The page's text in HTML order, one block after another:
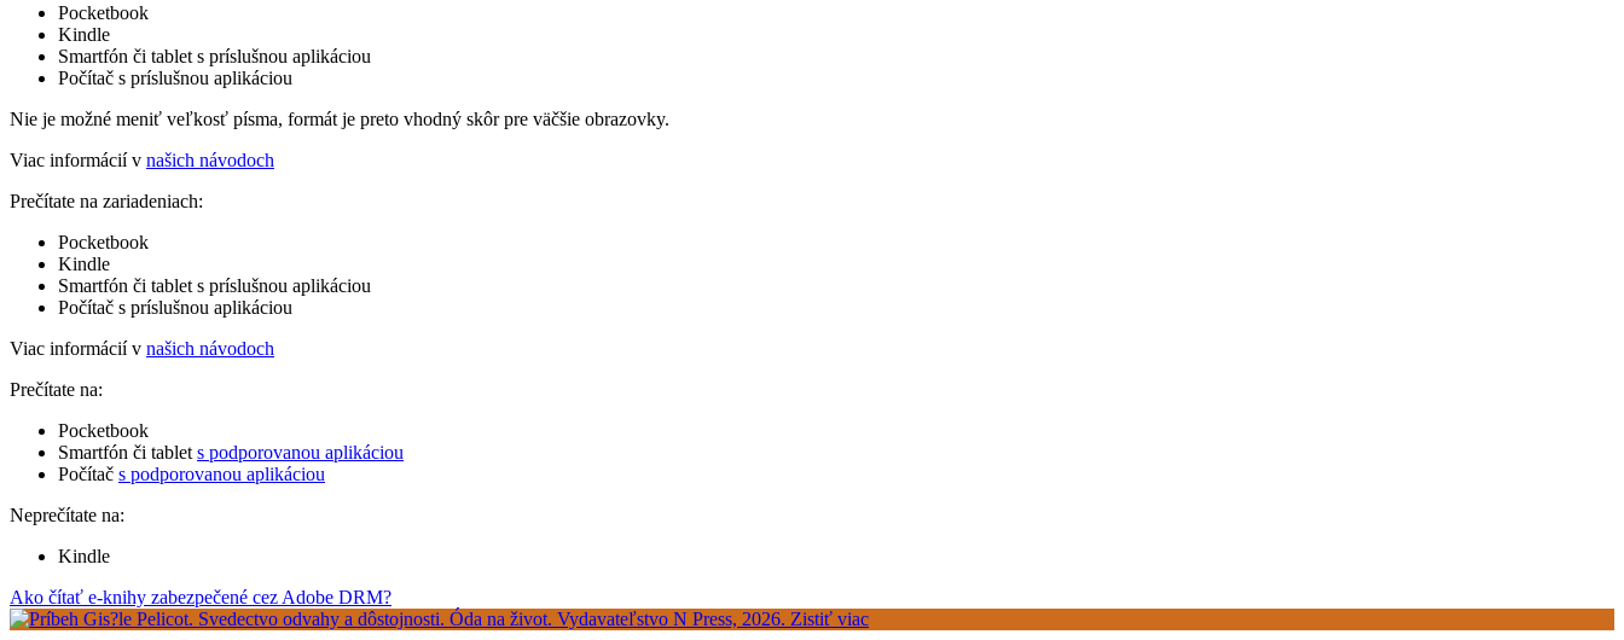
Pocketbook
Kindle
Smartfón či tablet s príslušnou aplikáciou
Počítač s príslušnou aplikáciou
Nie je možné meniť veľkosť písma, formát je preto vhodný skôr pre väčšie obrazovky.
Viac informácií v našich návodoch
Prečítate na zariadeniach:
Pocketbook
Kindle
Smartfón či tablet s príslušnou aplikáciou
Počítač s príslušnou aplikáciou
Viac informácií v našich návodoch
Prečítate na:
Pocketbook
Smartfón či tablet s podporovanou aplikáciou
Počítač s podporovanou aplikáciou
Neprečítate na:
Kindle
Ako čítať e-knihy zabezpečené cez Adobe DRM?